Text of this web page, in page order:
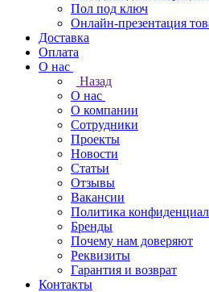
Пол под ключ
Онлайн-презентация
Доставка
Оплата
О нас
Назад
О нас
О компании
Сотрудники
Проекты
Новости
Статьи
Отзывы
Вакансии
Политика
Бренды
Почему нам доверяют
Реквизиты
Гарантия и возврат
Контакты